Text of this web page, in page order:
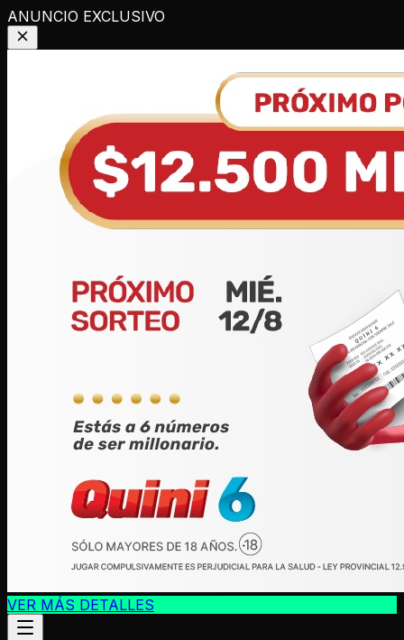
ANUNCIO EXCLUSIVO
VER MÁS DETALLES